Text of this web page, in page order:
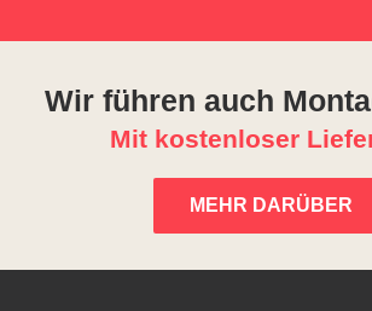
Wir führen auch
Mit kostenloser
MEHR DARÜBER